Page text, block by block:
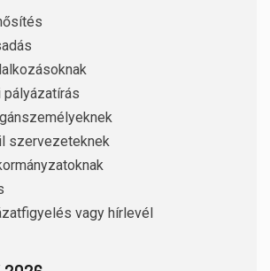
szervezeteknek
vagy hírlevél